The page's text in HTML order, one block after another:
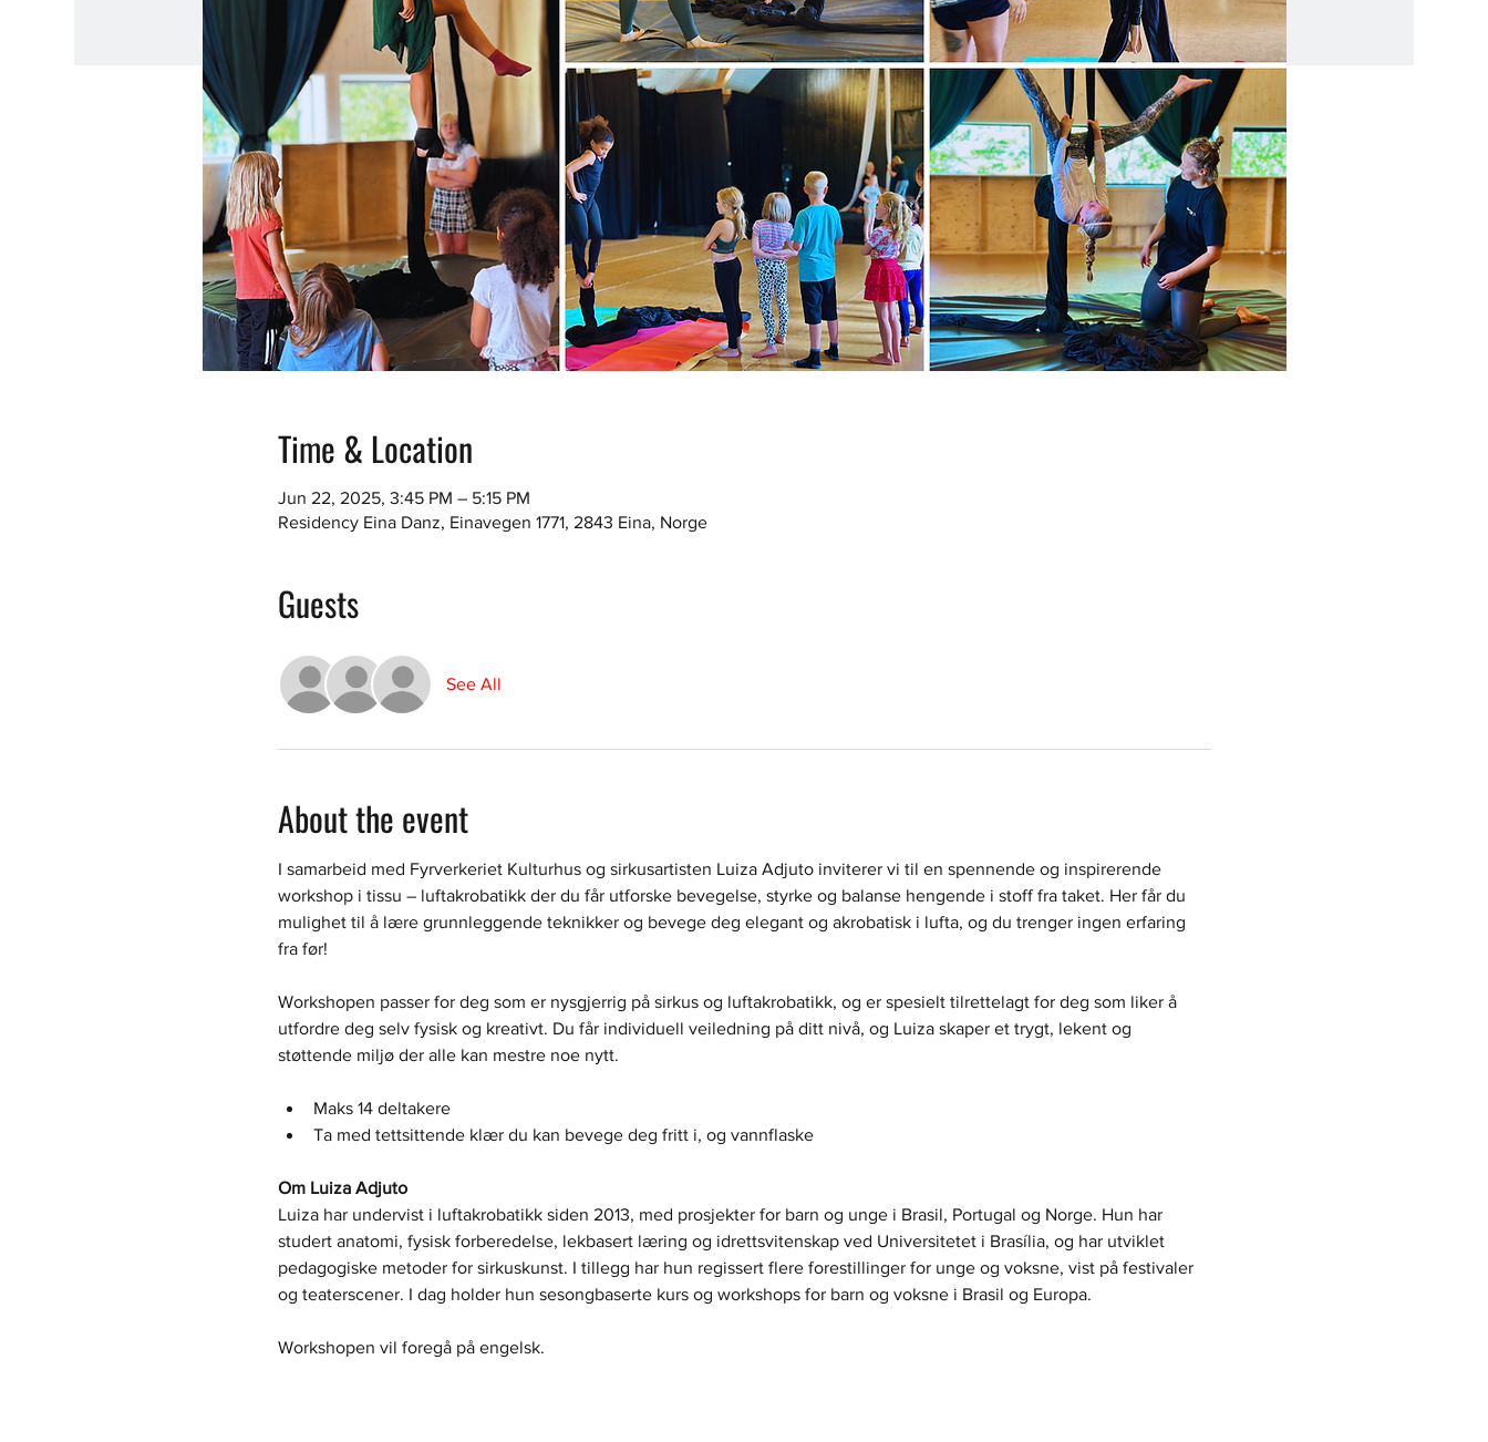
Time & Location
Jun 22, 2025, 3:45 PM – 5:15 PM
Residency Eina Danz, Einavegen 1771, 2843 Eina, Norge
Guests
See All
About the event
I samarbeid med Fyrverkeriet Kulturhus og sirkusartisten Luiza Adjuto inviterer vi til en spennende og inspirerende
workshop i tissu – luftakrobatikk der du får utforske bevegelse, styrke og balanse hengende i stoff fra taket. Her får du
mulighet til å lære grunnleggende teknikker og bevege deg elegant og akrobatisk i lufta, og du trenger ingen erfaring
fra før!
Workshopen passer for deg som er nysgjerrig på sirkus og luftakrobatikk, og er spesielt tilrettelagt for deg som liker å
utfordre deg selv fysisk og kreativt. Du får individuell veiledning på ditt nivå, og Luiza skaper et trygt, lekent og
støttende miljø der alle kan mestre noe nytt.
Maks 14 deltakere
Ta med tettsittende klær du kan bevege deg fritt i, og vannflaske
Om Luiza Adjuto
Luiza har undervist i luftakrobatikk siden 2013, med prosjekter for barn og unge i Brasil, Portugal og Norge. Hun har
studert anatomi, fysisk forberedelse, lekbasert læring og idrettsvitenskap ved Universitetet i Brasília, og har utviklet
pedagogiske metoder for sirkuskunst. I tillegg har hun regissert flere forestillinger for unge og voksne, vist på festivaler
og teaterscener. I dag holder hun sesongbaserte kurs og workshops for barn og voksne i Brasil og Europa.
Workshopen vil foregå på engelsk.